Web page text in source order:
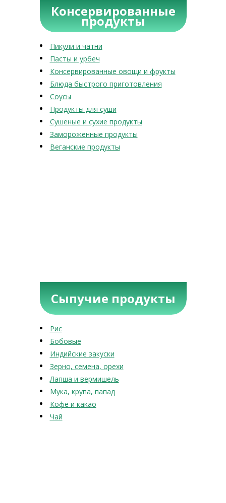
Консервированные
продукты
Пикули и чатни
Пасты и урбеч
Консервированные овощи и фрукты
Блюда быстрого приготовления
Соусы
Продукты для суши
Сушеные и сухие продукты
Замороженные продукты
Веганские продукты
Сыпучие продукты
Рис
Бобовые
Индийские закуски
Зерно, семена, орехи
Лапша и вермишель
Мука, крупа, папад
Кофе и какао
Чай